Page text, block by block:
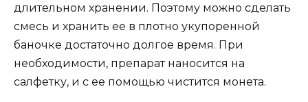
длительном хранении. Поэтому можно сделать
смесь и хранить ее в плотно укупоренной
баночке достаточно долгое время. При
необходимости, препарат наносится на
салфетку, и с ее помощью чистится монета.